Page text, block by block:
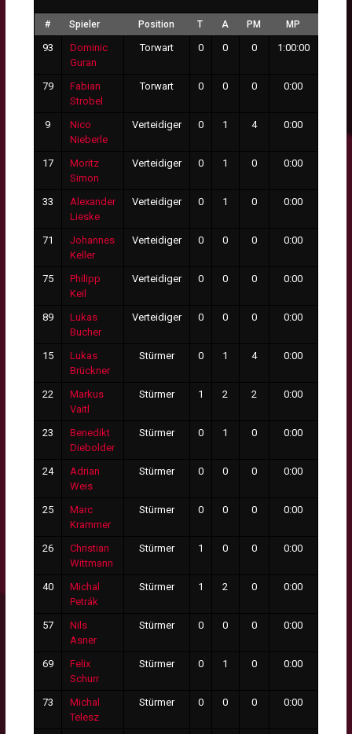
# Spieler Position T A PM MP
93
Dominic
Guran
Torwart 0 0 0 1:00:00
79
Fabian
Strobel
Torwart 0 0 0 0:00
9
Nico
Nieberle
Verteidiger 0 1 4 0:00
17
Moritz
Simon
Verteidiger 0 1 0 0:00
33
Alexander
Lieske
Verteidiger 0 1 0 0:00
71
Johannes
Keller
Verteidiger 0 0 0 0:00
75
Philipp
Keil
Verteidiger 0 0 0 0:00
89
Lukas
Bucher
Verteidiger 0 0 0 0:00
15
Lukas
Brückner
Stürmer 0 1 4 0:00
22
Markus
Vaitl
Stürmer 1 2 2 0:00
23
Benedikt
Diebolder
Stürmer 0 1 0 0:00
24
Adrian
Weis
Stürmer 0 0 0 0:00
25
Marc
Krammer
Stürmer 0 0 0 0:00
26
Christian
Wittmann
Stürmer 1 0 0 0:00
40
Michal
Petrák
Stürmer 1 2 0 0:00
57
Nils
Asner
Stürmer 0 0 0 0:00
69
Felix
Schurr
Stürmer 0 1 0 0:00
73
Michal
Telesz
Stürmer 0 0 0 0:00